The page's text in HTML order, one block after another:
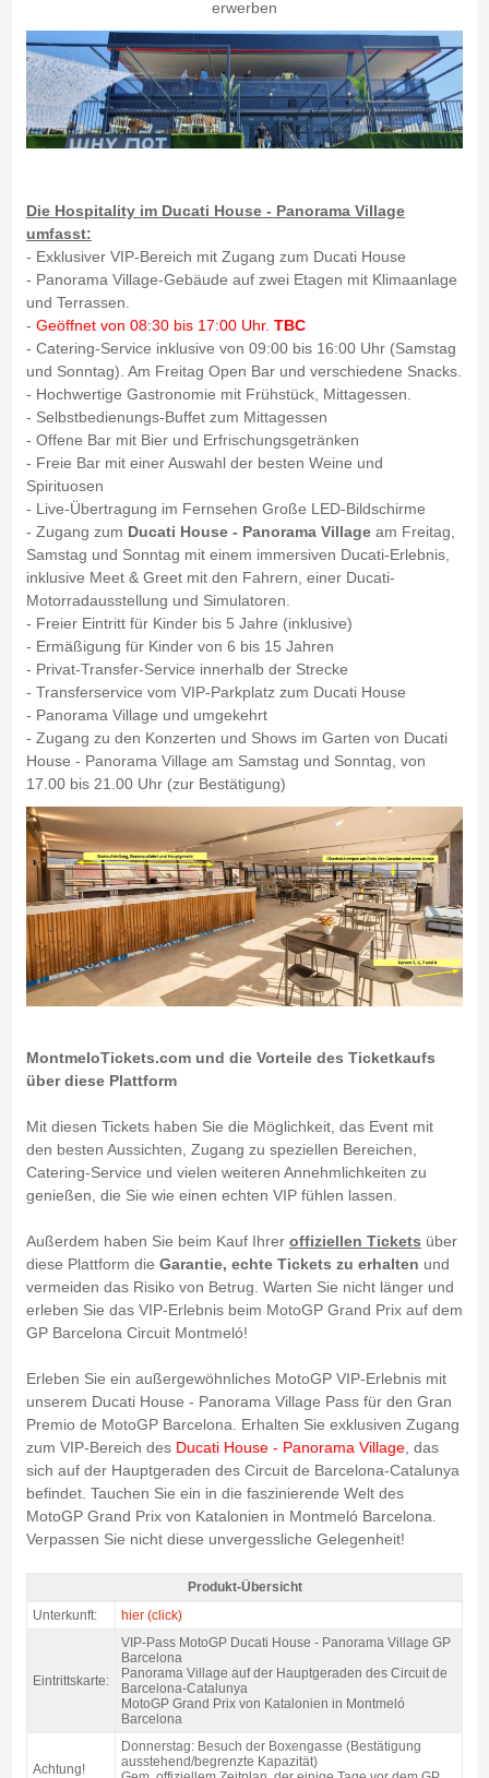
erwerben
Die Hospitality im Ducati House - Panorama Village
umfasst:
- Exklusiver VIP-Bereich mit Zugang zum Ducati House
- Panorama Village-Gebäude auf zwei Etagen mit Klimaanlage
und Terrassen.
- Geöffnet von 08:30 bis 17:00 Uhr. TBC
- Catering-Service inklusive von 09:00 bis 16:00 Uhr (Samstag
und Sonntag). Am Freitag Open Bar und verschiedene Snacks.
- Hochwertige Gastronomie mit Frühstück, Mittagessen.
- Selbstbedienungs-Buffet zum Mittagessen
- Offene Bar mit Bier und Erfrischungsgetränken
- Freie Bar mit einer Auswahl der besten Weine und
Spirituosen
- Live-Übertragung im Fernsehen Große LED-Bildschirme
- Zugang zum Ducati House - Panorama Villageam Freitag,
Samstag und Sonntag mit einem immersiven Ducati-Erlebnis,
inklusive Meet & Greet mit den Fahrern, einer Ducati-
Motorradausstellung und Simulatoren.
- Freier Eintritt für Kinder bis 5 Jahre (inklusive)
- Ermäßigung für Kinder von 6 bis 15 Jahren
- Privat-Transfer-Service innerhalb der Strecke
- Transferservice vom VIP-Parkplatz zum Ducati House
- Panorama Village und umgekehrt
- Zugang zu den Konzerten und Shows im Garten von Ducati
House - Panorama Village am Samstag und Sonntag, von
17.00 bis 21.00 Uhr (zur Bestätigung)
MontmeloTickets.com und die Vorteile des Ticketkaufs
über diese Plattform
Mit diesen Tickets haben Sie die Möglichkeit, das Event mit
den besten Aussichten, Zugang zu speziellen Bereichen,
Catering-Service und vielen weiteren Annehmlichkeiten zu
genießen, die Sie wie einen echten VIP fühlen lassen.
Außerdem haben Sie beim Kauf Ihrer offiziellen Tickets über
diese Plattform die Garantie, echte Tickets zu erhalten und
vermeiden das Risiko von Betrug. Warten Sie nicht länger und
erleben Sie das VIP-Erlebnis beim MotoGP Grand Prix auf dem
GP Barcelona Circuit Montmeló!
Erleben Sie ein außergewöhnliches MotoGP VIP-Erlebnis mit
unserem Ducati House - Panorama Village Pass für den Gran
Premio de MotoGP Barcelona. Erhalten Sie exklusiven Zugang
zum VIP-Bereich des Ducati House - Panorama Village, das
sich auf der Hauptgeraden des Circuit de Barcelona-Catalunya
befindet. Tauchen Sie ein in die faszinierende Welt des
MotoGP Grand Prix von Katalonien in Montmeló Barcelona.
Verpassen Sie nicht diese unvergessliche Gelegenheit!
VIP Karte MotoGP Ducati House - Panorama Village 2027 - Produkt-
Produkt-Übersicht
Unterkunft:
hier (click)
Eintrittskarte:
VIP-Pass MotoGP Ducati House - Panorama Village GP
Barcelona
Panorama Village auf der Hauptgeraden des Circuit de
Barcelona-Catalunya
MotoGP Grand Prix von Katalonien in Montmeló
Barcelona
Achtung!
Donnerstag: Besuch der Boxengasse (Bestätigung
ausstehend/begrenzte Kapazität)